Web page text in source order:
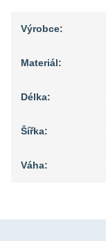
Výrobce:
Materiál:
Délka:
Šířka:
Váha: